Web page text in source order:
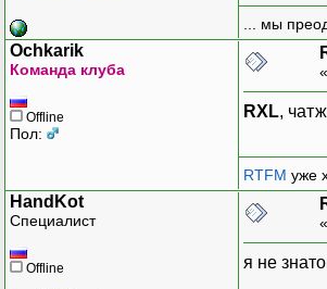
... мы
Ochkarik
Команда клуба
Offline
Пол:
«
RXL,
RTFM уже
HandKot
Специалист
Offline
«
я не